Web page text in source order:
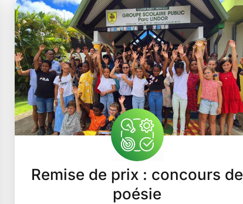
Remise de prix : concours de
poésie